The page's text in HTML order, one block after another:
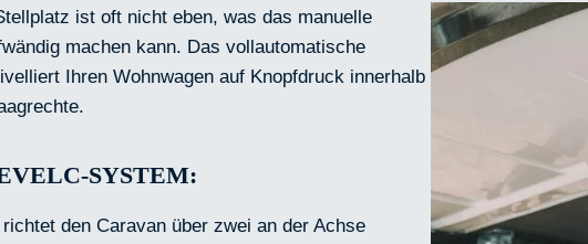
ist oft nicht eben, was das manuelle
machen kann. Das vollautomatische
Ihren Wohnwagen auf Knopfdruck innerhalb
SYSTEM:
den Caravan über zwei an der Achse